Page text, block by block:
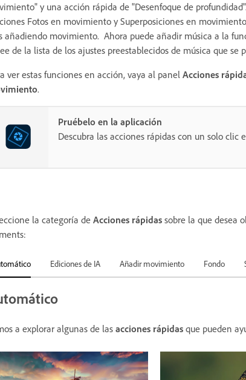
y una acción rápida de "Desenfoque de
Fotos en movimiento y Superposiciones en
añadiendo movimiento. Ahora puede añadir música a la
de la lista de los ajustes preestablecidos de música que
ver estas funciones en acción, vaya al panel Acciones
.
Pruébelo en la aplicación
Descubra las acciones rápidas con un solo clic
la categoría deAcciones rápidas sobre la que desea
Ediciones de IA Añadir movimiento Fondo
a explorar algunas de las acciones rápidas que pueden